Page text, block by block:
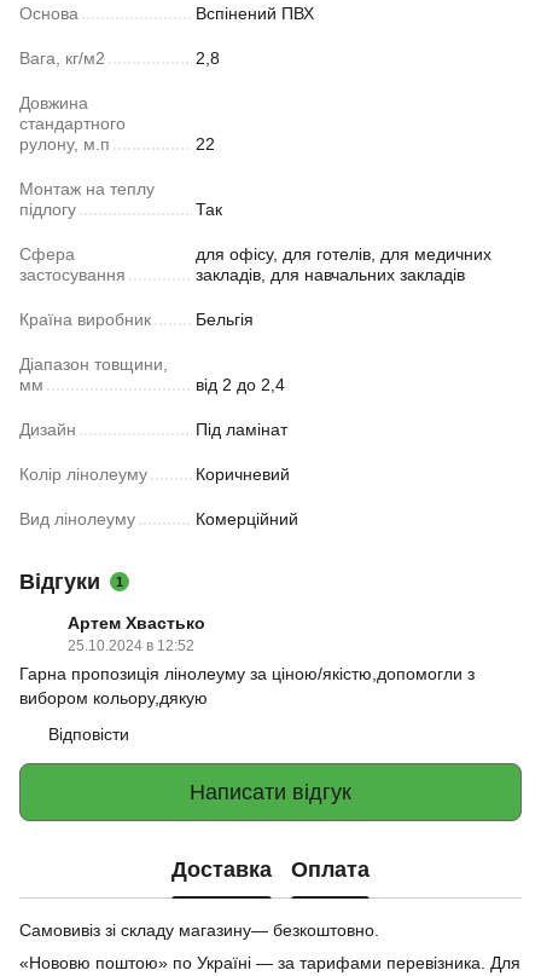
Основа Вспінений ПВХ
Вага, кг/м2 2,8
Довжина
стандартного
рулону, м.п
22
Монтаж на теплу
підлогу
Так
Сфера
застосування
для офісу, для готелів, для медичних
закладів, для навчальних закладів
Країна виробник Бельгія
Діапазон товщини,
мм
від 2 до 2,4
Дизайн Під ламінат
Колір лінолеуму Коричневий
Вид лінолеуму Комерційний
Відгуки 1
Артем Хвастько
25.10.2024 в 12:52
Гарна пропозиція лінолеуму за ціною/якістю,допомогли з
вибором кольору,дякую
Відповісти
Написати відгук
Доставка Оплата
Самовивіз зі складу магазину— безкоштовно.
«Нововю поштою» по Україні — за тарифами перевізника. Для